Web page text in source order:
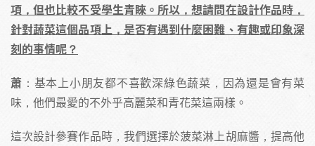
項，但也比較不受學生青睞。所以，想請問在設計作品時，
針對蔬菜這個品項上，是否有遇到什麼困難、有趣或印象深
刻的事情呢？
蕭 ：基本上小朋友都不喜歡深綠色蔬菜，因為還是會有菜
味，他們最愛的不外乎高麗菜和青花菜這兩樣。
這次設計參賽作品時，我們選擇於菠菜淋上胡麻醬，提高他